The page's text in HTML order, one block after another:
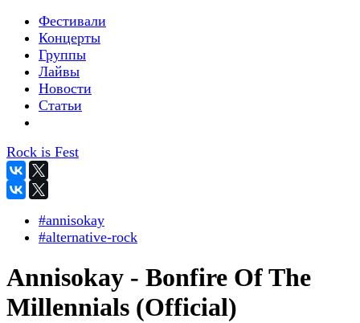
Фестивали
Концерты
Группы
Лайвы
Новости
Статьи
Rock is Fest
#annisokay
#alternative-rock
Annisokay - Bonfire Of The
Millennials (Official)